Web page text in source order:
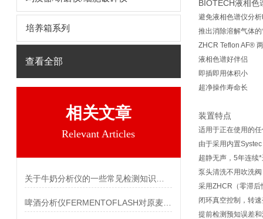
培养箱系列
查看全部
相关文章
Relevant Articles
BIOTECH液相色
避免液相色谱仪分
推出消除溶解气体
ZHCR Teflon AF®
液相色谱好伴侣
即插即用体积小
超净操作寿命长
装置特点
适用于正在使用的
由于采用内置
超静无声，5年连续
泵头清洗不用吹洗阀
采用ZHCR（零滞后
闭环真空控制，转
提前检测预知误差和